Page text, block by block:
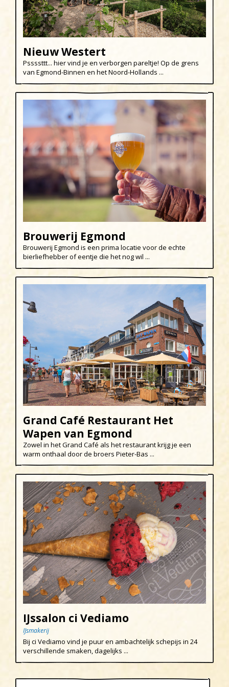
Vis
De Woude
Dijk en Waard
Egmond aan den Hoef
Egmond-Binnen
Egmond aan Zee
Hargen aan Zee
Heemskerk
Heerhugowaard
Heiloo
Limmen
Schoorl
Sint Maartenszee
Uitgeest
Nieuw Westert
Pssssttt... hier vind je en verborgen pareltje! Op de grens
van Egmond-Binnen en het Noord-Hollands ...
Brouwerij Egmond
Brouwerij Egmond is een prima locatie voor de echte
bierliefhebber of eentje die het nog wil ...
Grand Café Restaurant Het
Wapen van Egmond
Zowel in het Grand Café als het restaurant krijg je een
warm onthaal door de broers Pieter-Bas ...
IJssalon ci Vediamo
IJsmakerij
Bij ci Vediamo vind je puur en ambachtelijk schepijs in 24
verschillende smaken, dagelijks ...